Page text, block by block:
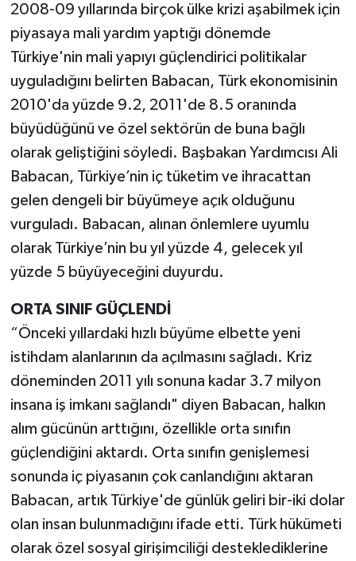
2008-09 yıllarında birçok ülke krizi aşabilmek için
piyasaya mali yardım yaptığı dönemde
Türkiye'nin mali yapıyı güçlendirici politikalar
uyguladığını belirten Babacan, Türk ekonomisinin
2010'da yüzde 9.2, 2011'de 8.5 oranında
büyüdüğünü ve özel sektörün de buna bağlı
olarak geliştiğini söyledi. Başbakan Yardımcısı Ali
Babacan, Türkiye’nin iç tüketim ve ihracattan
gelen dengeli bir büyümeye açık olduğunu
vurguladı. Babacan, alınan önlemlere uyumlu
olarak Türkiye’nin bu yıl yüzde 4, gelecek yıl
yüzde 5 büyüyeceğini duyurdu.
ORTA SINIF GÜÇLENDİ
“Önceki yıllardaki hızlı büyüme elbette yeni
istihdam alanlarının da açılmasını sağladı. Kriz
döneminden 2011 yılı sonuna kadar 3.7 milyon
insana iş imkanı sağlandı" diyen Babacan, halkın
alım gücünün arttığını, özellikle orta sınıfın
güçlendiğini aktardı. Orta sınıfın genişlemesi
sonunda iç piyasanın çok canlandığını aktaran
Babacan, artık Türkiye'de günlük geliri bir-iki dolar
olan insan bulunmadığını ifade etti. Türk hükümeti
olarak özel sosyal girişimciliği desteklediklerine